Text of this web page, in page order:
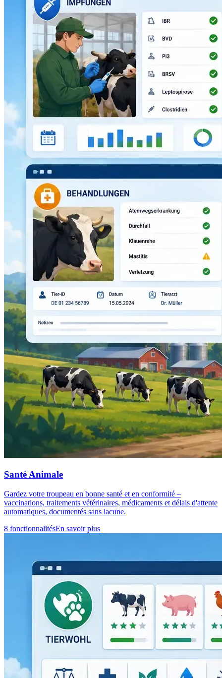
Santé Animale
Gardez votre troupeau en bonne santé et en conformité –
vaccinations, traitements vétérinaires, médicaments et délais d'attente
automatiques, documentés sans lacune.
8 fonctionnalitésEn savoir plus